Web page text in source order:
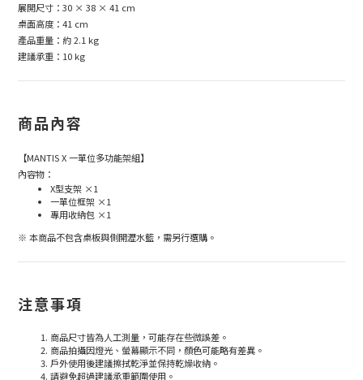
展開尺寸：30 × 38 × 41 cm
桌面高度：41 cm
產品重量：約 2.1 kg
建議承重：10 kg
商品內容
【MANTIS X 一單位多功能架組】
內容物：
X型支架 ×1
一單位框架 ×1
專用收納包 ×1
※ 本商品不包含桌板與側開瀝水籃，需另行選購。
注意事項
商品尺寸皆為人工測量，可能存在些微誤差。
商品拍攝因燈光、螢幕顯示不同，顏色可能略有差異。
戶外使用後建議擦拭乾淨並保持乾燥收納。
請避免超過建議承重範圍使用。